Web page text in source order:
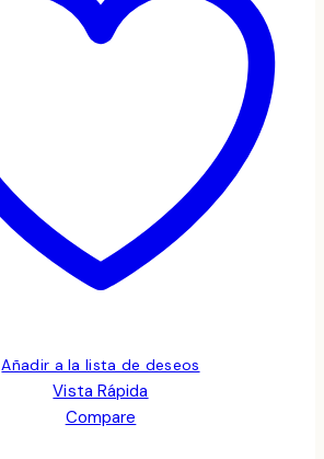
Añadir a la lista de deseos
Vista Rápida
Compare